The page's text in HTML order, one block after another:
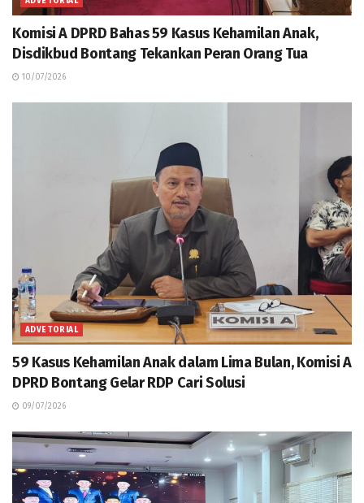
Komisi A DPRD Bahas 59 Kasus Kehamilan Anak,
Disdikbud Bontang Tekankan Peran Orang Tua
10/07/2026
ADVETORIAL
59 Kasus Kehamilan Anak dalam Lima Bulan, Komisi A
DPRD Bontang Gelar RDP Cari Solusi
09/07/2026